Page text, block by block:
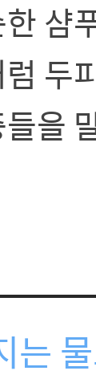
샴
두
을
는